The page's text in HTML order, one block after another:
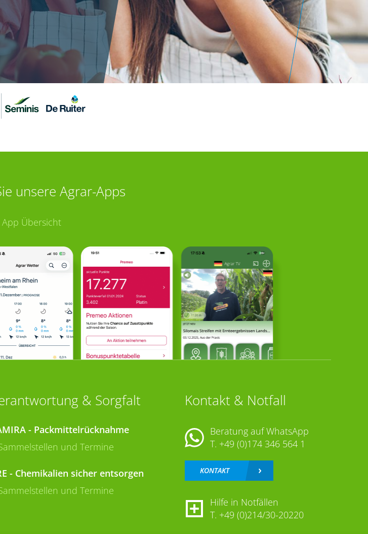
unsere Agrar-Apps
App Übersicht
& Sorgfalt
- Packmittelrücknahme
und Termine
- Chemikalien sicher entsorgen
und Termine
Kontakt & Notfall
Beratung auf WhatsApp
T. +49 (0)174 346 564 1
KONTAKT
Hilfe in Notfällen
T. +49 (0)214/30-20220